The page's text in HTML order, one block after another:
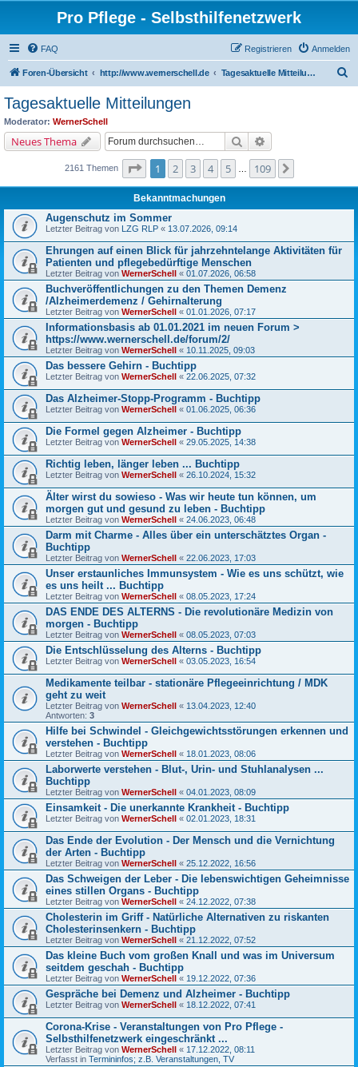
Pro Pflege - Selbsthilfenetzwerk
FAQ Anmelden
Registrieren
Foren-Übersicht http://www.wernerschell.de Tagesaktuelle Mitteilungen
Tagesaktuelle Mitteilungen
Moderator: WernerSchell
Neues Thema Suche
2161 Themen Seite von 109
1 2 3 4 5 109
Bekanntmachungen
Augenschutz im Sommer
Letzter Beitrag von LZG RLP « 13.07.2026, 09:14
Ehrungen auf einen Blick für jahrzehntelange Aktivitäten für
Patienten und pflegebedürftige Menschen
Letzter Beitrag von WernerSchell « 01.07.2026, 06:58
Buchveröffentlichungen zu den Themen Demenz
/Alzheimerdemenz / Gehirnalterung
Letzter Beitrag von WernerSchell « 01.01.2026, 07:17
Informationsbasis ab 01.01.2021 im neuen Forum >
https://www.wernerschell.de/forum/2/
Letzter Beitrag von WernerSchell « 10.11.2025, 09:03
Das bessere Gehirn - Buchtipp
Letzter Beitrag von WernerSchell « 22.06.2025, 07:32
Das Alzheimer-Stopp-Programm - Buchtipp
Letzter Beitrag von WernerSchell « 01.06.2025, 06:36
Die Formel gegen Alzheimer - Buchtipp
Letzter Beitrag von WernerSchell « 29.05.2025, 14:38
Richtig leben, länger leben ... Buchtipp
Letzter Beitrag von WernerSchell « 26.10.2024, 15:32
Älter wirst du sowieso - Was wir heute tun können, um
morgen gut und gesund zu leben - Buchtipp
Letzter Beitrag von WernerSchell « 24.06.2023, 06:48
Darm mit Charme - Alles über ein unterschätztes Organ -
Buchtipp
Letzter Beitrag von WernerSchell « 22.06.2023, 17:03
Unser erstaunliches Immunsystem - Wie es uns schützt, wie
es uns heilt ... Buchtipp
Letzter Beitrag von WernerSchell « 08.05.2023, 17:24
DAS ENDE DES ALTERNS - Die revolutionäre Medizin von
morgen - Buchtipp
Letzter Beitrag von WernerSchell « 08.05.2023, 07:03
Die Entschlüsselung des Alterns - Buchtipp
Letzter Beitrag von WernerSchell « 03.05.2023, 16:54
Medikamente teilbar - stationäre Pflegeeinrichtung / MDK
geht zu weit
Letzter Beitrag von WernerSchell « 13.04.2023, 12:40
Antworten: 3
Hilfe bei Schwindel - Gleichgewichtsstörungen erkennen und
verstehen - Buchtipp
Letzter Beitrag von WernerSchell « 18.01.2023, 08:06
Laborwerte verstehen - Blut-, Urin- und Stuhlanalysen ...
Buchtipp
Letzter Beitrag von WernerSchell « 04.01.2023, 08:09
Einsamkeit - Die unerkannte Krankheit - Buchtipp
Letzter Beitrag von WernerSchell « 02.01.2023, 18:31
Das Ende der Evolution - Der Mensch und die Vernichtung
der Arten - Buchtipp
Letzter Beitrag von WernerSchell « 25.12.2022, 16:56
Das Schweigen der Leber - Die lebenswichtigen Geheimnisse
eines stillen Organs - Buchtipp
Letzter Beitrag von WernerSchell « 24.12.2022, 07:38
Cholesterin im Griff - Natürliche Alternativen zu riskanten
Cholesterinsenkern - Buchtipp
Letzter Beitrag von WernerSchell « 21.12.2022, 07:52
Das kleine Buch vom großen Knall und was im Universum
seitdem geschah - Buchtipp
Letzter Beitrag von WernerSchell « 19.12.2022, 07:36
Gespräche bei Demenz und Alzheimer - Buchtipp
Letzter Beitrag von WernerSchell « 18.12.2022, 07:41
Corona-Krise - Veranstaltungen von Pro Pflege -
Selbsthilfenetzwerk eingeschränkt ...
Letzter Beitrag von WernerSchell « 17.12.2022, 08:11
Verfasst in Termininfos; z.B. Veranstaltungen, TV